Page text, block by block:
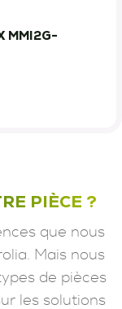
MMI2G-
PIÈCE ?
que nous
Mais nous
de pièces
les solutions